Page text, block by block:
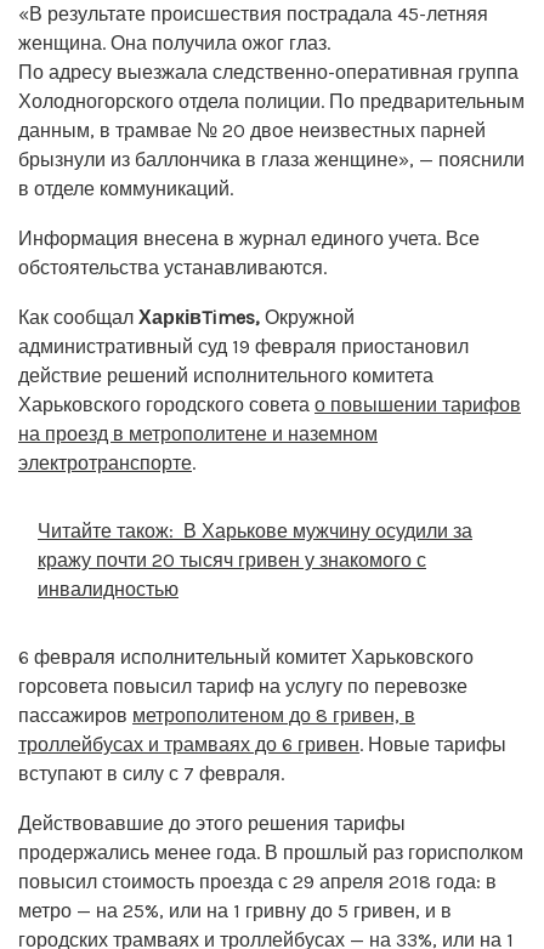
«В результате происшествия пострадала 45-летняя
женщина. Она получила ожог глаз.
По адресу выезжала следственно-оперативная группа
Холодногорского отдела полиции. По предварительным
данным, в трамвае № 20 двое неизвестных парней
брызнули из баллончика в глаза женщине», — пояснили
в отделе коммуникаций.
Информация внесена в журнал единого учета. Все
обстоятельства устанавливаются.
Как сообщал ХарківTimes, Окружной
административный суд 19 февраля приостановил
действие решений исполнительного комитета
Харьковского городского совета о повышении тарифов
на проезд в метрополитене и наземном
электротранспорте.
Читайте також: В Харькове мужчину осудили за
кражу почти 20 тысяч гривен у знакомого с
инвалидностью
6 февраля исполнительный комитет Харьковского
горсовета повысил тариф на услугу по перевозке
пассажиров метрополитеном до 8 гривен, в
троллейбусах и трамваях до 6 гривен. Новые тарифы
вступают в силу с 7 февраля.
Действовавшие до этого решения тарифы
продержались менее года. В прошлый раз горисполком
повысил стоимость проезда с 29 апреля 2018 года: в
метро — на 25%, или на 1 гривну до 5 гривен, и в
городских трамваях и троллейбусах — на 33%, или на 1